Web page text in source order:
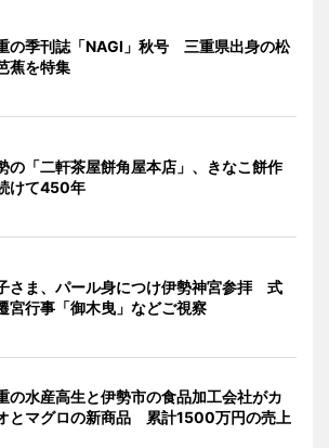
の季刊誌「NAGI」秋号 三重県出身の松
蕉を特集
の「二軒茶屋餅角屋本店」、きなこ餅作
けて450年
さま、パール身につけ伊勢神宮参拝 式
宮行事「御木曳」などご視察
の水産高生と伊勢市の食品加工会社がカ
とマグロの新商品 累計1500万円の売上